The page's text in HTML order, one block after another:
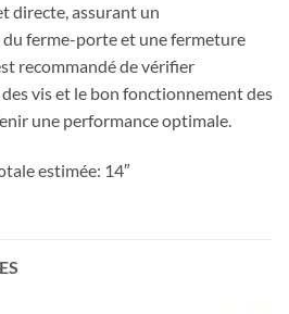
directe, assurant un
ferme-porte et une fermeture
recommandé de vérifier
vis et le bon fonctionnement des
une performance optimale.
estimée: 14″